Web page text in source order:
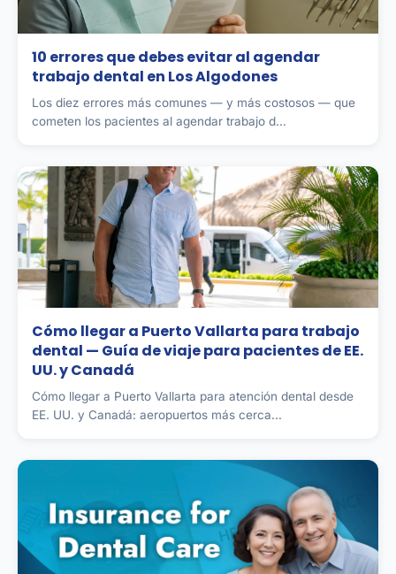
10 errores que debes evitar al agendar
trabajo dental en Los Algodones
Los diez errores más comunes — y más costosos — que
cometen los pacientes al agendar trabajo d...
Cómo llegar a Puerto Vallarta para trabajo
dental — Guía de viaje para pacientes de EE.
UU. y Canadá
Cómo llegar a Puerto Vallarta para atención dental desde
EE. UU. y Canadá: aeropuertos más cerca...